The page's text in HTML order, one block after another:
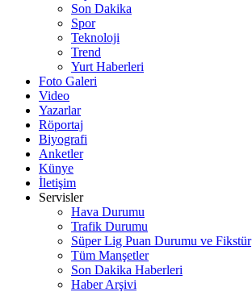
Son Dakika
Spor
Teknoloji
Trend
Yurt Haberleri
Foto Galeri
Video
Yazarlar
Röportaj
Biyografi
Anketler
Künye
İletişim
Servisler
Hava Durumu
Trafik Durumu
Süper Lig Puan Durumu ve Fikstür
Tüm Manşetler
Son Dakika Haberleri
Haber Arşivi